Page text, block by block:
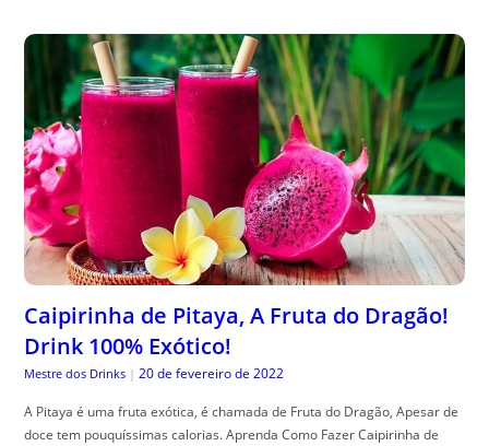
Caipirinha de Pitaya, A Fruta do Dragão!
Drink 100% Exótico!
Mestre dos Drinks | 20 de fevereiro de 2022
A Pitaya é uma fruta exótica, é chamada de Fruta do Dragão, Apesar de
doce tem pouquíssimas calorias. Aprenda Como Fazer Caipirinha de